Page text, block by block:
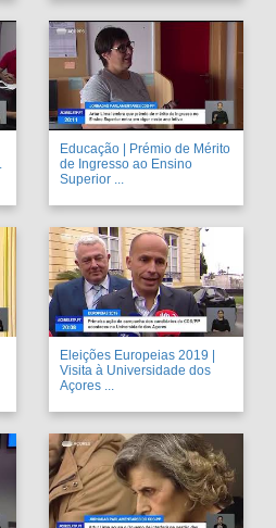
Educação | Prémio de Mérito
de Ingresso ao Ensino
Superior ...
Eleições Europeias 2019 |
Visita à Universidade dos
Açores ...